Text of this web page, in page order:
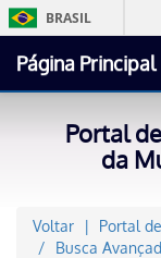
BRASIL
Página Principal
Portal
da
Voltar
Portal
Busca